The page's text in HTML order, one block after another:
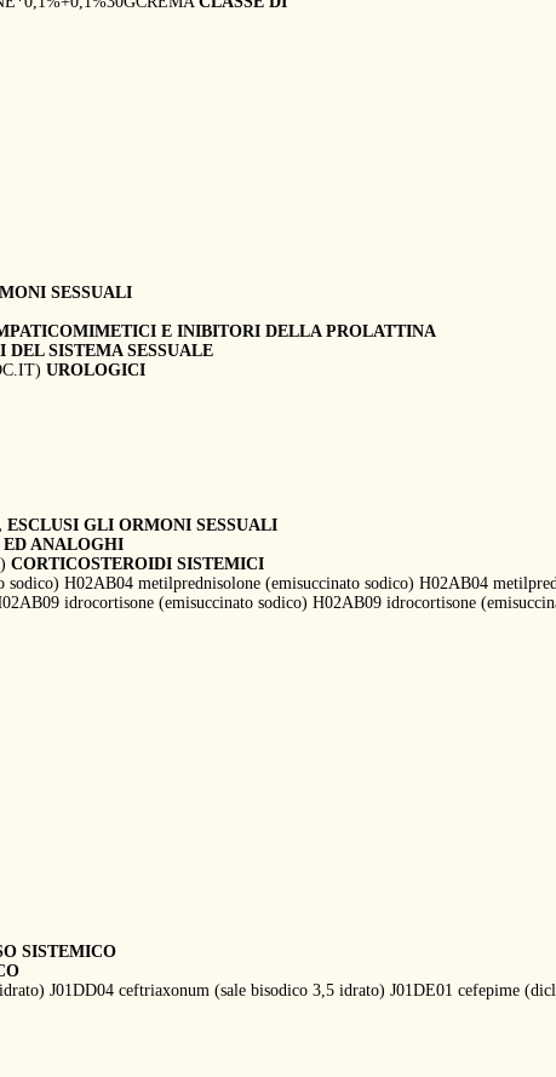
SESSUALI
E INIBITORI DELLA PROLATTINA
SISTEMA SESSUALE
UROLOGICI
GLI ORMONI SESSUALI
ANALOGHI
CORTICOSTEROIDI SISTEMICI
H02AB04 metilprednisolone (emisuccinato sodico) H02AB04
idrocortisone (emisuccinato sodico) H02AB09 idrocortisone
SISTEMICO
J01DD04 ceftriaxonum (sale bisodico 3,5 idrato) J01DE01 cefepime